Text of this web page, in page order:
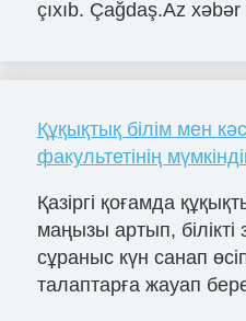
çıxıb. Çağdaş.Az xəbər
Құқықтық білім мен
факультетінің
Қазіргі қоғамда
маңызы артып, білікті
сұраныс күн санап
талаптарға жауап